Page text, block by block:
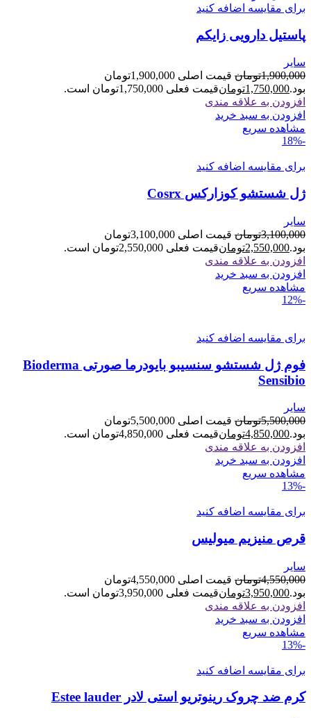
برای مقایسه اضافه کنید
پاستیل دارویی زایکم
سایر
1,900,000تومان
قیمت اصلی 1,900,000تومان
بود.1,750,000تومانقیمت فعلی 1,750,000تومان است.
افزودن به علاقه مندی
افزودن به سبد خرید
مشاهده سریع
-18%
برای مقایسه اضافه کنید
ژل شستشو کوزارکس Cosrx
سایر
3,100,000تومان
قیمت اصلی 3,100,000تومان
بود.2,550,000تومانقیمت فعلی 2,550,000تومان است.
افزودن به علاقه مندی
افزودن به سبد خرید
مشاهده سریع
-12%
برای مقایسه اضافه کنید
فوم ژل شستشو سنسیبو بایودرما صورتی Bioderma
Sensibio
سایر
5,500,000تومان
قیمت اصلی 5,500,000تومان
بود.4,850,000تومانقیمت فعلی 4,850,000تومان است.
افزودن به علاقه مندی
افزودن به سبد خرید
مشاهده سریع
-13%
برای مقایسه اضافه کنید
قرص منیزیم میولیس
سایر
4,550,000تومان
قیمت اصلی 4,550,000تومان
بود.3,950,000تومانقیمت فعلی 3,950,000تومان است.
افزودن به علاقه مندی
افزودن به سبد خرید
مشاهده سریع
-13%
برای مقایسه اضافه کنید
کرم ضد چروک رینوتریو استی لادر Estee lauder